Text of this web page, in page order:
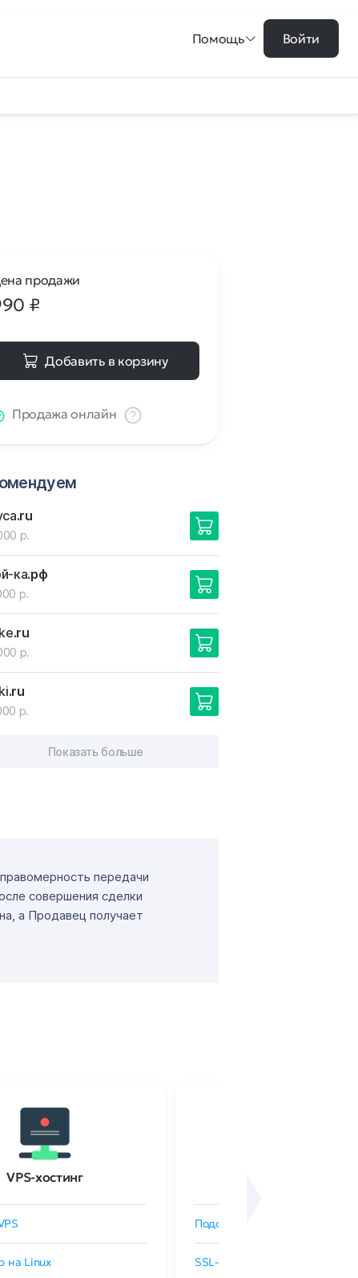
Помощь Войти
продажи
₽
Добавить в корзину
Продажа онлайн
.ru
р.
ка.рф
р.
.ru
р.
.ru
р.
Показать больше
передачи
совершения сделки
а Продавец получает
VPS-хостинг
на Linux
Подобрать SSL-сертификат
SSL-сертификаты GlobalSign